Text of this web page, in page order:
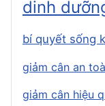
dinh
bí quyết sống
giảm cân an
giảm cân hiệu